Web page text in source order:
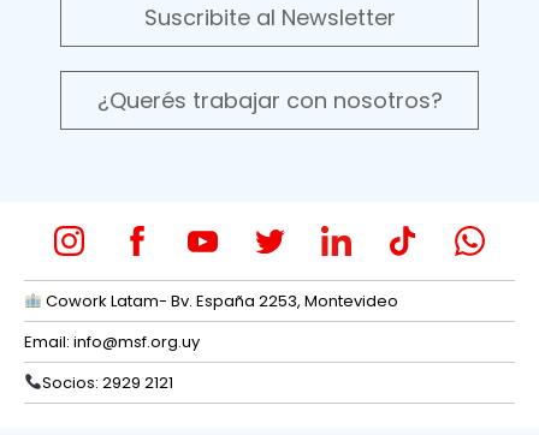
Suscribite al Newsletter
¿Querés trabajar con nosotros?
Cowork Latam- Bv. España 2253, Montevideo
Email: info@msf.org.uy
Socios: 2929 2121